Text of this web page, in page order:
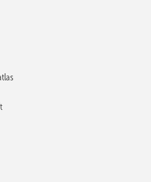
für den Weiterbetrieb dieser